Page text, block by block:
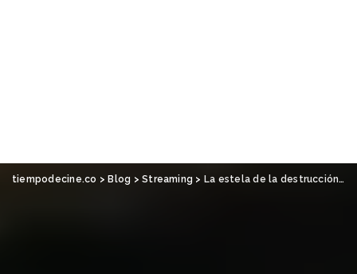
tiempodecine.co > Blog >Streaming > La estela de la destrucción: Hedda, de Nia DaCosta